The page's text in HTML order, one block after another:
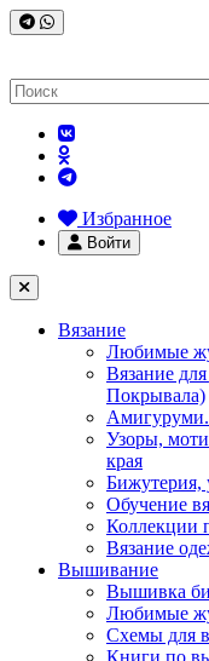
Избранное
Войти
Вязание
Любимые
Вязание
Покрывала)
Узоры,
края
Бижутерия,
Обучение
Коллекции
Вязание
Вышивание
Вышивка
Любимые
Схемы для
Книги по